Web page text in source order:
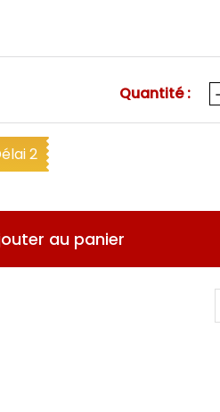
Quantité :
2
au panier